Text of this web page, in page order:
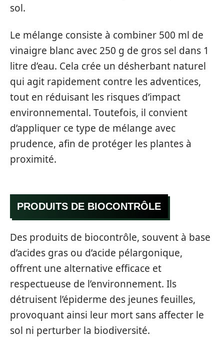
sol.
Le mélange consiste à combiner 500 ml de
vinaigre blanc avec 250 g de gros sel dans 1
litre d’eau. Cela crée un désherbant naturel
qui agit rapidement contre les adventices,
tout en réduisant les risques d’impact
environnemental. Toutefois, il convient
d’appliquer ce type de mélange avec
prudence, afin de protéger les plantes à
proximité.
PRODUITS DE BIOCONTRÔLE
Des produits de biocontrôle, souvent à base
d’acides gras ou d’acide pélargonique,
offrent une alternative efficace et
respectueuse de l’environnement. Ils
détruisent l’épiderme des jeunes feuilles,
provoquant ainsi leur mort sans affecter le
sol ni perturber la biodiversité.